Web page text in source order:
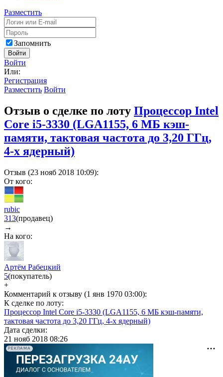
Разместить
Запомнить
Войти
Войти
Или:
Регистрация
Разместить Войти
Отзыв о сделке по лоту Процессор Intel
Core i5-3330 (LGA1155, 6 МБ кэш-
памяти, тактовая частота до 3,20 ГГц,
4-х ядерный)
Отзыв (23 нояб 2018 10:09):
От кого:
rubic
313(продавец)
→
На кого:
Артём Рабецкий
5(покупатель)
+
Комментарий к отзыву (1 янв 1970 03:00):
К сделке по лоту:
Процессор Intel Core i5-3330 (LGA1155, 6 МБ кэш-памяти,
тактовая частота до 3,20 ГГц, 4-х ядерный)
Дата сделки:
21 нояб 2018 08:26
РЕКЛАМА